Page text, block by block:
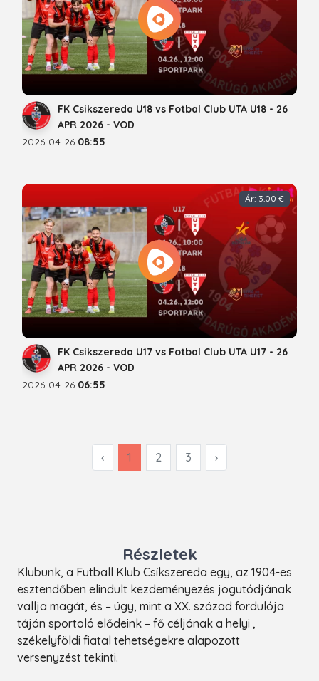
FK Csikszereda U18 vs Fotbal Club UTA U18 - 26
APR 2026 - VOD
2026-04-26 08:55
Ár: 3.00 €
FK Csikszereda U17 vs Fotbal Club UTA U17 - 26
APR 2026 - VOD
2026-04-26 06:55
‹ 1 2 3 ›
Részletek
Klubunk, a Futball Klub Csíkszereda egy, az 1904-es
esztendőben elindult kezdeményezés jogutódjának
vallja magát, és – úgy, mint a XX. század fordulója
táján sportoló elődeink – fő céljának a helyi ,
székelyföldi fiatal tehetségekre alapozott
versenyzést tekinti.